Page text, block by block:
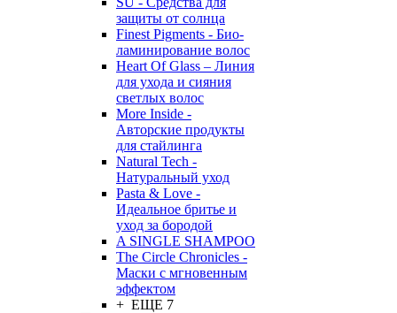
защиты от солнца
Finest Pigments - Био-
ламинирование волос
Heart Of Glass – Линия
для ухода и сияния
светлых волос
More Inside -
Авторские продукты
для стайлинга
Natural Tech -
Натуральный уход
Pasta & Love -
Идеальное бритье и
уход за бородой
A SINGLE SHAMPOO
The Circle Chronicles -
Маски с мгновенным
эффектом
+ ЕЩЕ 7